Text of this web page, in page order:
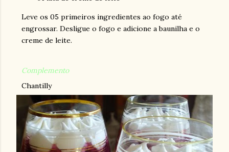
Leve os 05 primeiros ingredientes ao fogo até
engrossar. Desligue o fogo e adicione a baunilha e o
creme de leite.
Complemento
Chantilly